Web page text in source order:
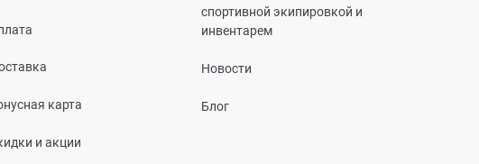
карта
и акции
спортивной экипировкой и
инвентарем
Новости
Блог